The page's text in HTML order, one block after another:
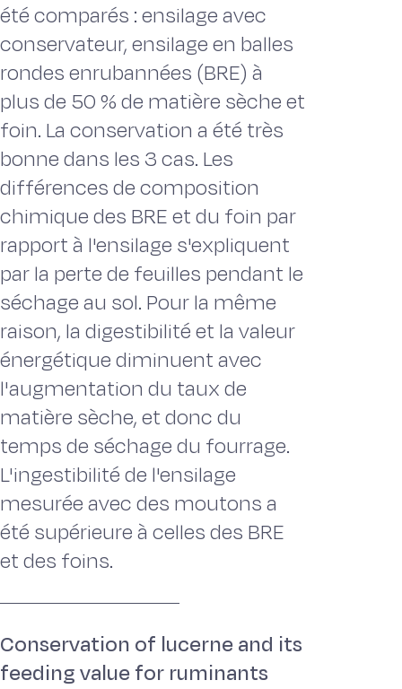
été comparés : ensilage avec
conservateur, ensilage en balles
rondes enrubannées (BRE) à
plus de 50 % de matière sèche et
foin. La conservation a été très
bonne dans les 3 cas. Les
différences de composition
chimique des BRE et du foin par
rapport à l'ensilage s'expliquent
par la perte de feuilles pendant le
séchage au sol. Pour la même
raison, la digestibilité et la valeur
énergétique diminuent avec
l'augmentation du taux de
matière sèche, et donc du
temps de séchage du fourrage.
L'ingestibilité de l'ensilage
mesurée avec des moutons a
été supérieure à celles des BRE
et des foins.
Conservation of lucerne and its
feeding value for ruminants